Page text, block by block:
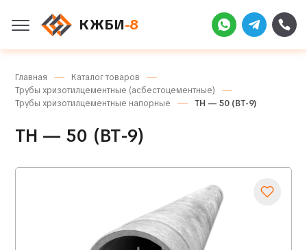
КЖБИ-8
Главная
Каталог товаров
Трубы хризотилцементные (асбестоцементные)
Трубы хризотилцементные напорные
ТН — 50 (ВТ-9)
ТН — 50 (ВТ-9)